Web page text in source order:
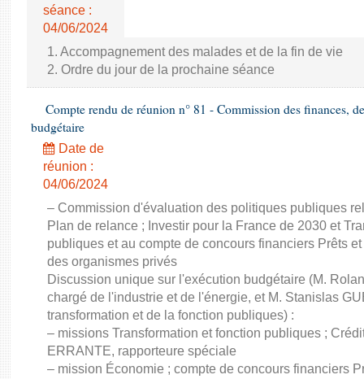
Dossiers législatifs
Budget et sécurité sociale
Questions écrites et orales
Comptes rendus des débats
séance :
04/06/2024
1. Accompagnement des malades et de la fin de vie
2. Ordre du jour de la prochaine séance
Compte rendu de réunion n° 81 - Commission des finances,
budgétaire
Date de
réunion :
04/06/2024
– Commission d'évaluation des politiques publiques
Plan de relance ; Investir pour la France de 2030 et
publiques et au compte de concours financiers Prêts
des organismes privés
Discussion unique sur l'exécution budgétaire (M.
chargé de l'industrie et de l'énergie, et M. Stanislas
transformation et de la fonction publiques) :
– missions Transformation et fonction publiques ;
ERRANTE, rapporteure spéciale
– mission Économie ; compte de concours financiers